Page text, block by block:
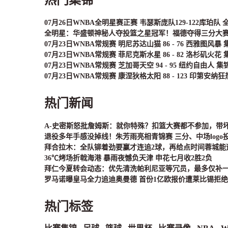
07月26日WNBA全明星赛正赛 韦瑟斯庞队129-122库珀队
全明星：华盛顿神秘人夺投篮之星冠军！福德夺得三分大
07月23日WNBA常规赛 明尼苏达山猫 86 - 76 西雅图风暴
07月23日WNBA常规赛 菲尼克斯水星 86 - 82 洛杉矶火花
07月23日WNBA常规赛 芝加哥天空 94 - 95 纽约自由人 集
07月23日WNBA常规赛 康涅狄格太阳 88 - 123 印第安纳狂
热门新闻
A-史密斯怒批詹姆斯：就你特殊？扣篮大赛都不参加，带
退役多年手感没掉线！朱芳雨亮相青锦赛 三分、中场logo
拜合拉木：全队铆着劲要赢才连追2球，再给点时间蓉城能
36℃烤场折戟海港 暴雨夜憾负天津 申花七月收2胜2负
拜仁今夏转会动态：优先清洗帕利尼亚等冗员，最多仅补
罗马诺曝皇马全力追迪奥曼德 首份1亿欧报价遭莱比锡拒绝
热门标签